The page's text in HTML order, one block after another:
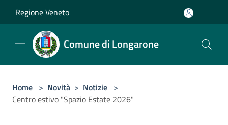
Regione Veneto
Comune di Longarone
Home > Novità > Notizie >
Centro estivo "Spazio Estate 2026"